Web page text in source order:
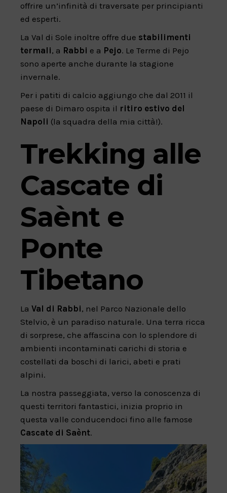
offrire un’infinità di traversate per principianti
ed esperti.
La Val di Sole inoltre offre due stabilimenti
termali, a Rabbi e a Pejo. Le Terme di Pejo
sono aperte anche durante la stagione
invernale.
Per i patiti di calcio aggiungo che dal 2011 il
paese di Dimaro ospita il ritiro estivo del
Napoli (la squadra della mia città!).
Trekking alle
Cascate di
Saènt e
Ponte
Tibetano
La Val di Rabbi, nel Parco Nazionale dello
Stelvio, è un paradiso naturale. Una terra ricca
di sorprese, che affascina con lo splendore di
ambienti incontaminati carichi di storia e
costellati da boschi di larici, abeti e prati
alpini.
La nostra passeggiata, verso la conoscenza di
questi territori fantastici, inizia proprio in
questa valle conducendoci fino alle famose
Cascate di Saènt.